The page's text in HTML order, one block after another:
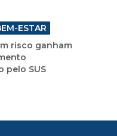
ESTAR
risco ganham
pelo SUS